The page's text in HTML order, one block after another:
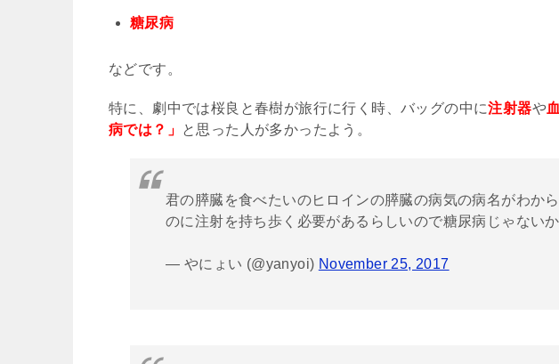
糖尿病
などです。
特に、劇中では桜良と春樹が旅行に行く時、バッグの中に注射器や
病では？」 と思った人が多かったよう。
君の膵臓を食べたいのヒロインの膵臓の病気の病名がわか
のに注射を持ち歩く必要があるらしいので糖尿病じゃない
— やにょい (@yanyoi) November 25, 2017